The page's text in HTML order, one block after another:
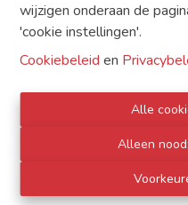
wijzigen onderaan de
'cookie instellingen'.
Cookiebeleid en
Alle
Alleen